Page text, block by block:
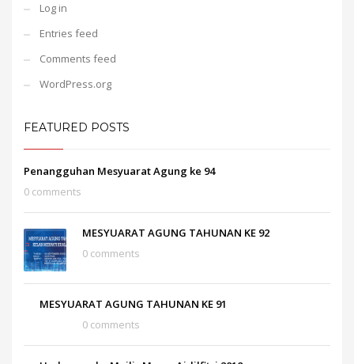
Log in
Entries feed
Comments feed
WordPress.org
FEATURED POSTS
Penangguhan Mesyuarat Agung ke 94
0 comments
MESYUARAT AGUNG TAHUNAN KE 92
0 comments
MESYUARAT AGUNG TAHUNAN KE 91
0 comments